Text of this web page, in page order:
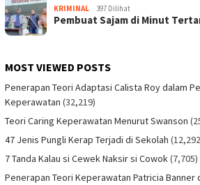
KRIMINAL 397 Dilihat
Pembuat Sajam di Minut
MOST VIEWED POSTS
Penerapan Teori Adaptasi Calista Roy dalam
Keperawatan (32,219)
Teori Caring Keperawatan Menurut Swanson
47 Jenis Pungli Kerap Terjadi di Sekolah
7 Tanda Kalau si Cewek Naksir si Cowok(7,705)
Penerapan Teori Keperawatan Patricia